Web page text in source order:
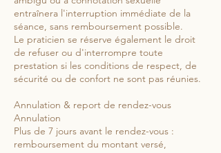
entraînera l'interruption immédiate de la
séance, sans remboursement possible.
Le praticien se réserve également le droit
de refuser ou d'interrompre toute
prestation si les conditions de respect, de
sécurité ou de confort ne sont pas réunies.
Annulation & report de rendez-vous
Annulation
Plus de 7 jours avant le rendez-vous :
remboursement du montant versé,